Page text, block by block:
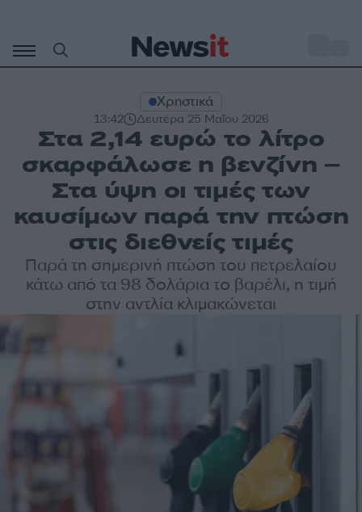
περιεχόμενο
Χρηστικά
13:42 Δευτέρα 25 Μαΐου 2026
Στα 2,14 ευρώ το λίτρο
σκαρφάλωσε η βενζίνη –
Στα ύψη οι τιμές των
καυσίμων παρά την πτώση
στις διεθνείς τιμές
Παρά τη σημερινή πτώση του πετρελαίου
κάτω από τα 98 δολάρια το βαρέλι, η τιμή
στην αντλία κλιμακώνεται